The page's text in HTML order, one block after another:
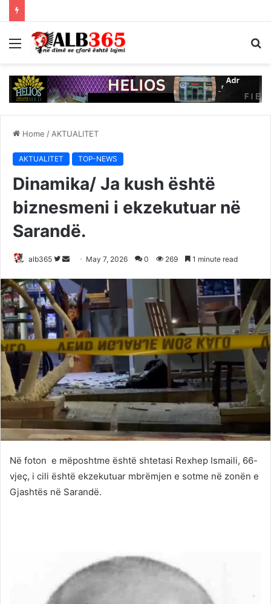
Menu
Home / AKTUALITET
AKTUALITET TOP-NEWS
Dinamika/ Ja kush është
biznesmeni i ekzekutuar në
Sarandë.
alb365
Follow
Twitter
Send
email
May 7, 2026 0 269 1 minute read
Në foton e mëposhtme është shtetasi Rexhep Ismaili, 66-
vjeç, i cili është ekzekutuar mbrëmjen e sotme në zonën e
Gjashtës në Sarandë.